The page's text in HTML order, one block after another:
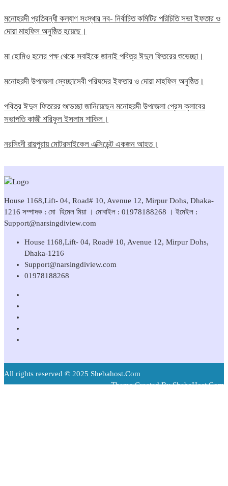
মনোহরদী প্রতিবন্ধী কল্যাণ সংস্থার নব- নির্বাচিত কমিটির পরিচিতি সভা ইফতার ও
দোয়া মাহফিল অনুষ্ঠিত হয়েছে।
মা হোমিও হলের পক্ষ থেকে সবাইকে জানাই পবিত্র ঈদুল ফিতরের শুভেচ্ছা।
মনোহরদী উপজেলা স্বেচ্ছাসেবী পরিষদের ইফতার ও দোয়া মাহফিল অনুষ্ঠিত।
পবিত্র ঈদুল ফিতরের শুভেচ্ছা জানিয়েছেন মনোহরদী উপজেলা প্রেস ক্লাবের
সভাপতি কাজী শরিফুল ইসলাম শাকিল।
নরসিংদী রায়পুরায় মোটরসাইকেল এক্সিডেন্ট একজন আহত।
House 1168,Lift- 04, Road# 10, Avenue 12, Mirpur Dohs, Dhaka-
1216 সম্পাদক : মো হিমেল মিয়া । মোবাইল : 01978188268 । ইমেইল :
Support@narsingdiview.com
House 1168,Lift- 04, Road# 10, Avenue 12, Mirpur Dohs,
Dhaka-1216
Support@narsingdiview.com
01978188268
All rights reserved © 2025 Shebahost.Com
Theme Created By ShebaHost.Com